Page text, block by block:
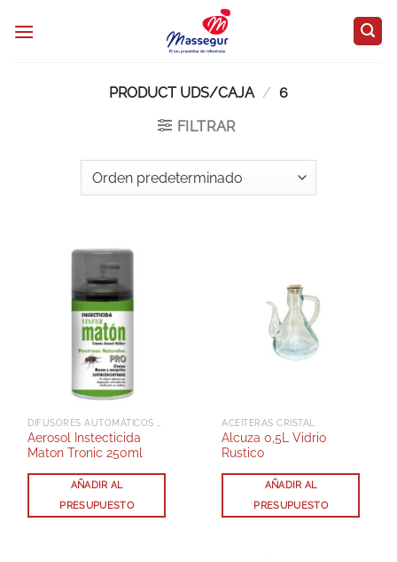
PRODUCT UDS/CAJA / 6
FILTRAR
Aerosol Instecticida
Maton Tronic 250ml
AÑADIR AL
PRESUPUESTO
ACEITERAS CRISTAL
Alcuza 0,5L Vidrio
Rustico
AÑADIR AL
PRESUPUESTO